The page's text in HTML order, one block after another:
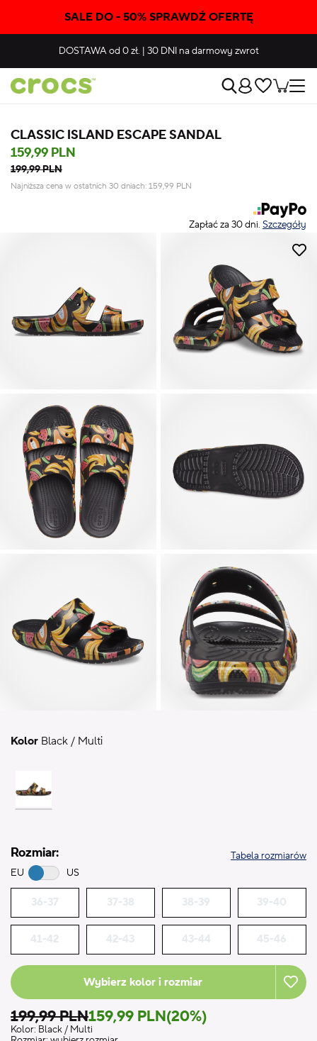
SALE DO - 50% SPRAWDŹ OFERTĘ
DOSTAWAod 0 zł. | 30 DNIna darmowy zwrot
CLASSIC ISLAND ESCAPE SANDAL
159,99 PLN
199,99 PLN
Najniższa cena w ostatnich 30 dniach: 159,99 PLN
Zapłać za 30 dni. Szczegóły
Kolor Black / Multi
Rozmiar:
EU US
Tabela rozmiarów
36-37 37-38 38-39 39-40
41-42 42-43 43-44 45-46
Wybierz kolor i rozmiar
199,99 PLN159,99 PLN(20%)
Kolor: Black / Multi